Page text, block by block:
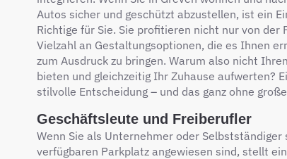
Autos sicher und geschützt abzustellen, ist ein
Richtige für Sie. Sie profitieren nicht nur von
Vielzahl an Gestaltungsoptionen, die es Ihnen
zum Ausdruck zu bringen. Warum also nicht
bieten und gleichzeitig Ihr Zuhause aufwerten?
stilvolle Entscheidung – und das ganz ohne
Geschäftsleute und Freiberufler
Wenn Sie als Unternehmer oder
verfügbaren Parkplatz angewiesen sind, stellt